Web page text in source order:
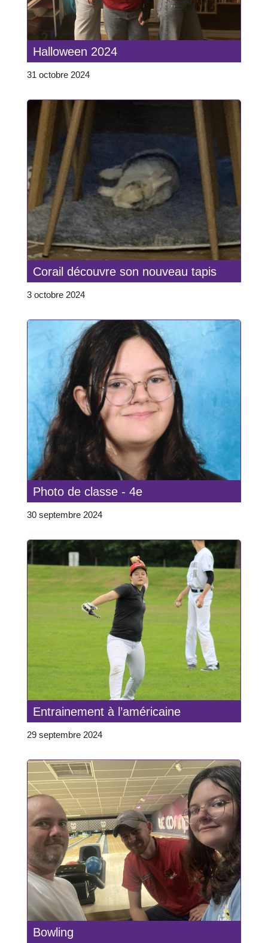
Halloween 2024
31 octobre 2024
Corail découvre son nouveau tapis
3 octobre 2024
Photo de classe - 4e
30 septembre 2024
Entrainement à l’américaine
29 septembre 2024
Bowling